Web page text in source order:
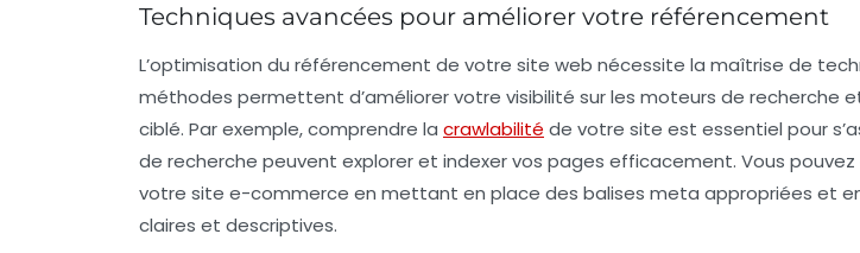
Techniques avancées pour améliorer votre référencement
L’optimisation du référencement de votre site web nécessite la maîtrise de
méthodes permettent d’améliorer votre visibilité sur les moteurs de recherche
ciblé. Par exemple, comprendre la crawlabilité de votre site est essentiel pour
de recherche peuvent explorer et indexer vos pages efficacement. Vous
votre site e-commerce en mettant en place des balises meta appropriées et en
claires et descriptives.